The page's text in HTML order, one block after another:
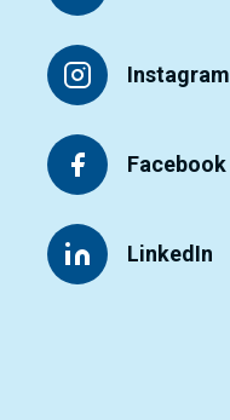
Instagram
Facebook
LinkedIn